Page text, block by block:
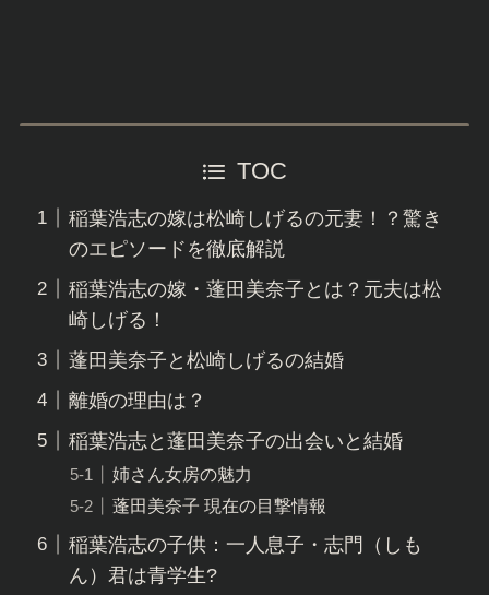
TOC
稲葉浩志の嫁は松崎しげるの元妻！？驚き
のエピソードを徹底解説
稲葉浩志の嫁・蓬田美奈子とは？元夫は松
崎しげる！
蓬田美奈子と松崎しげるの結婚
離婚の理由は？
稲葉浩志と蓬田美奈子の出会いと結婚
姉さん女房の魅力
蓬田美奈子 現在の目撃情報
稲葉浩志の子供：一人息子・志門（しも
ん）君は青学生?